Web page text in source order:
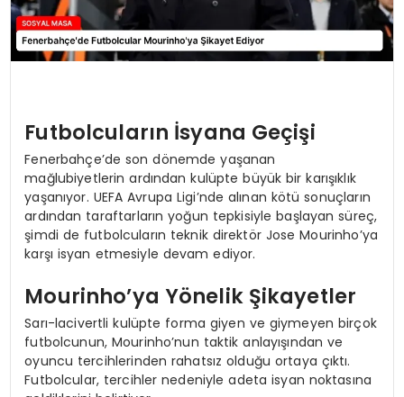
Futbolcuların İsyana Geçişi
Fenerbahçe’de son dönemde yaşanan
mağlubiyetlerin ardından kulüpte büyük bir karışıklık
yaşanıyor. UEFA Avrupa Ligi’nde alınan kötü sonuçların
ardından taraftarların yoğun tepkisiyle başlayan süreç,
şimdi de futbolcuların teknik direktör Jose Mourinho’ya
karşı isyan etmesiyle devam ediyor.
Mourinho’ya Yönelik Şikayetler
Sarı-lacivertli kulüpte forma giyen ve giymeyen birçok
futbolcunun, Mourinho’nun taktik anlayışından ve
oyuncu tercihlerinden rahatsız olduğu ortaya çıktı.
Futbolcular, tercihler nedeniyle adeta isyan noktasına